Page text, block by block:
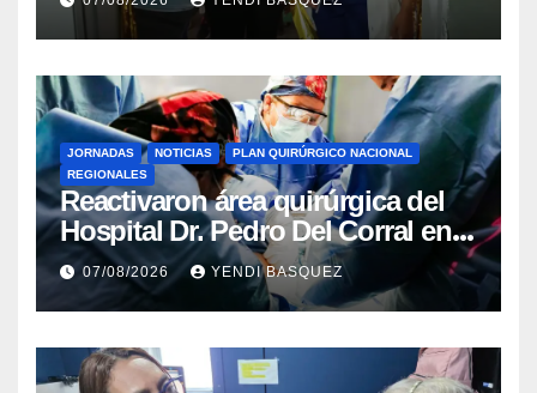
Rincón
JORNADAS NOTICIAS
PLAN QUIRÚRGICO NACIONAL
REGIONALES
Reactivaron área quirúrgica del
Hospital Dr. Pedro Del Corral en
Guárico
07/08/2026 YENDI BASQUEZ